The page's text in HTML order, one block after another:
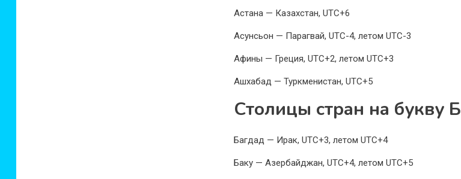
Астана — Казахстан, UTC+6
Асунсьон — Парагвай, UTC-4, летом UTC-3
Афины — Греция, UTC+2, летом UTC+3
Ашхабад — Туркменистан, UTC+5
Столицы стран на букву Б
Багдад — Ирак, UTC+3, летом UTC+4
Баку — Азербайджан, UTC+4, летом UTC+5